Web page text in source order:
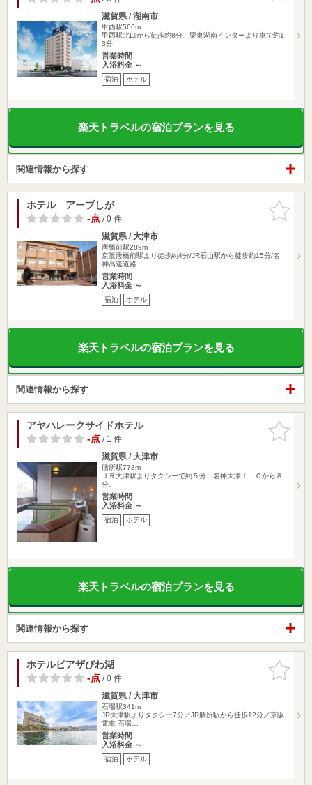
滋賀県 / 湖南市
甲西駅566m
甲西駅北口から徒歩約8分、栗東湖南インターより車で約1
3分
営業時間
入浴料金 ～
宿泊 ホテル
楽天トラベルの宿泊プランを見る
関連情報から探す
お気に入
りに追加
ホテル アーブしが
-点/ 0 件
滋賀県 / 大津市
唐橋前駅289m
京阪唐橋前駅より徒歩約4分/JR石山駅から徒歩約15分/名
神高速道路…
営業時間
入浴料金 ～
宿泊 ホテル
楽天トラベルの宿泊プランを見る
関連情報から探す
お気に入
りに追加
アヤハレークサイドホテル
-点/ 1 件
滋賀県 / 大津市
膳所駅773m
ＪＲ大津駅よりタクシーで約５分、名神大津Ｉ．Ｃから８
分。
営業時間
入浴料金 ～
宿泊 ホテル
楽天トラベルの宿泊プランを見る
関連情報から探す
お気に入
りに追加
ホテルピアザびわ湖
-点/ 0 件
滋賀県 / 大津市
石場駅341m
JR大津駅よりタクシー7分／JR膳所駅から徒歩12分／京阪
電車 石場…
営業時間
入浴料金 ～
宿泊 ホテル